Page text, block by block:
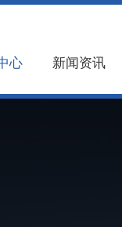
心 新闻资讯